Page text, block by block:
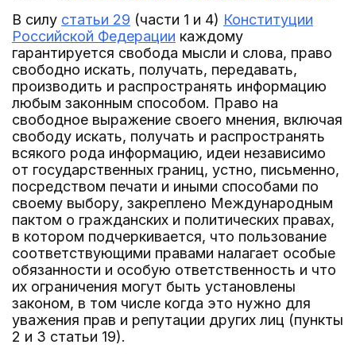
В силу статьи 29 (части 1 и 4) Конституции
Российской Федерации каждому
гарантируется свобода мысли и слова, право
свободно искать, получать, передавать,
производить и распространять информацию
любым законным способом. Право на
свободное выражение своего мнения, включая
свободу искать, получать и распространять
всякого рода информацию, идеи независимо
от государственных границ, устно, письменно,
посредством печати и иными способами по
своему выбору, закреплено Международным
пактом о гражданских и политических правах,
в котором подчеркивается, что пользование
соответствующими правами налагает особые
обязанности и особую ответственность и что
их ограничения могут быть установлены
законом, в том числе когда это нужно для
уважения прав и репутации других лиц (пункты
2 и 3 статьи 19).